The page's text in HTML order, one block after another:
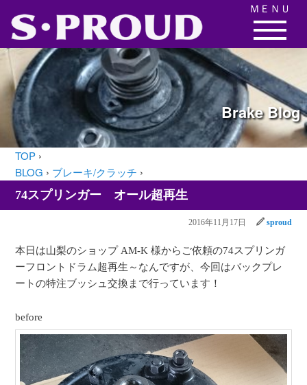
BrakeBlog
TOP ›
BLOG › ブレーキ/クラッチ ›
74スプリンガー オール超再生
2016年11月17日 sproud
本日は山梨のショップ AM-K 様からご依頼の74スプリンガ
ーフロントドラム超再生～なんですが、今回はバックプレ
ートの特注ブッシュ交換まで行っています！
before
ＭＥＮＵ